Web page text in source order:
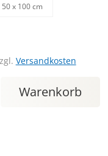
50 х 100 cm
Versandkosten
Warenkorb